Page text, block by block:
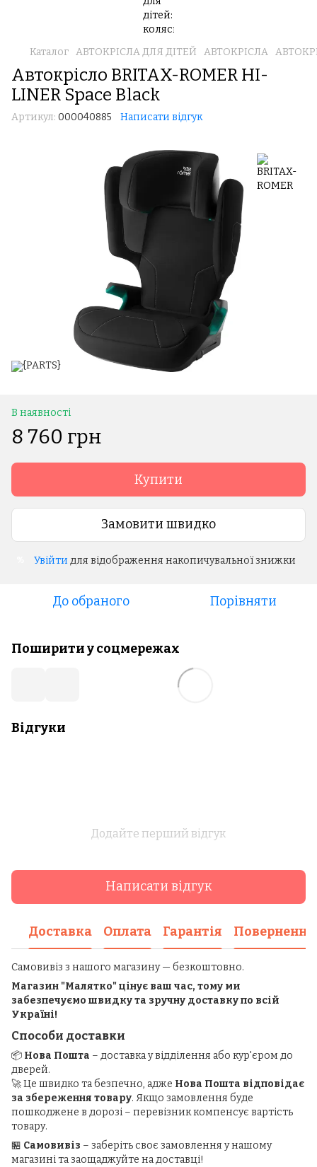
Каталог АВТОКРІСЛА ДЛЯ ДІТЕЙ АВТОКРІСЛА
Автокрісло BRITAX-ROMER HI-
LINER Space Black
Артикул: 000040885 Написати відгук
В наявності
8 760 грн
Купити
Замовити швидко
Увійти для відображення накопичувальної знижки
До обраного Порівняти
Поширити у соцмережах
Відгуки
Додайте перший відгук
Написати відгук
Доставка Оплата Гарантія Повернення
Самовивіз з нашого магазину — безкоштовно.
Магазин "Малятко" цінує ваш час, тому ми
забезпечуємо швидку та зручну доставку по всій
Україні!
Способи доставки
📦 Нова Пошта – доставка у відділення або кур'єром до
дверей.
🚀 Це швидко та безпечно, адже Нова Пошта відповідає
за збереження товару. Якщо замовлення буде
пошкоджене в дорозі – перевізник компенсує вартість
товару.
🏪 Самовивіз – заберіть своє замовлення у нашому
магазині та заощаджуйте на доставці!